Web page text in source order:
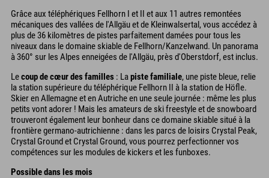
Grâce aux téléphériques Fellhorn I et II et aux 11 autres remontées
mécaniques des vallées de l'Allgäu et de Kleinwalsertal, vous accédez à
plus de 36 kilomètres de pistes parfaitement damées pour tous les
niveaux dans le domaine skiable de Fellhorn/Kanzelwand. Un panorama
à 360° sur les Alpes enneigées de l'Allgäu, près d'Oberstdorf, est inclus.
Lecoup de cœur des familles : Lapiste familiale, une piste bleue, relie
la station supérieure du téléphérique Fellhorn II à la station de Höfle.
Skier en Allemagne et en Autriche en une seule journée : même les plus
petits vont adorer ! Mais les amateurs de ski freestyle et de snowboard
trouveront également leur bonheur dans ce domaine skiable situé à la
frontière germano-autrichienne : dans les parcs de loisirs Crystal Peak,
Crystal Ground et Crystal Ground, vous pourrez perfectionner vos
compétences sur les modules de kickers et les funboxes.
Possible dans les mois